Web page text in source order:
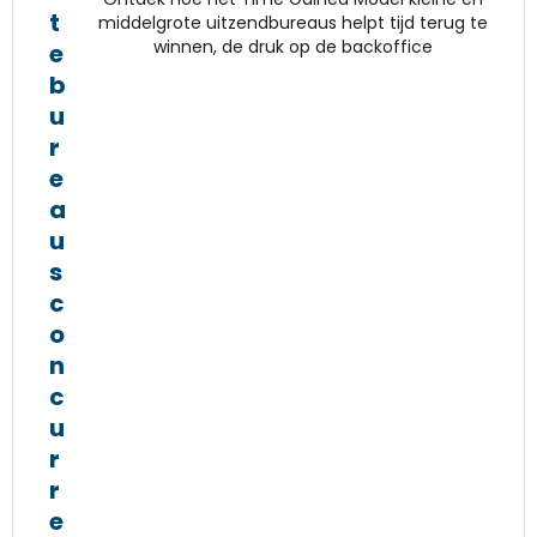
t
e
b
u
r
e
a
u
s
c
o
n
c
u
r
r
e
middelgrote uitzendbureaus helpt tijd terug te
winnen, de druk op de backoffice